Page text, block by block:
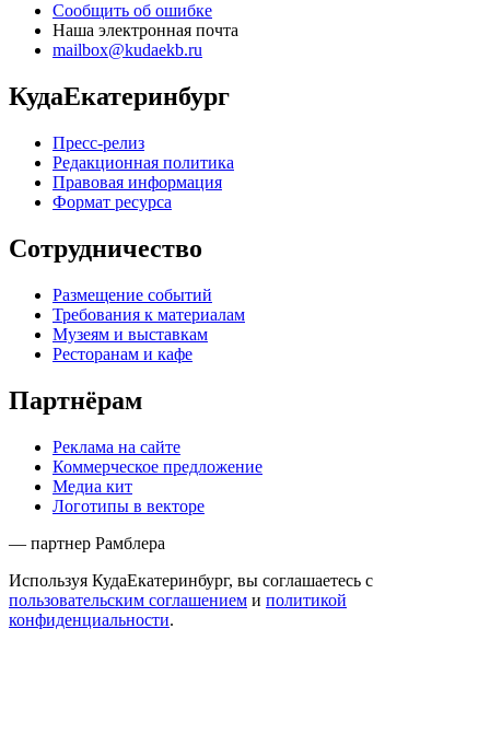
Сообщить об ошибке
Наша электронная почта
mailbox@kudaekb.ru
КудаЕкатеринбург
Пресс-релиз
Редакционная политика
Правовая информация
Формат ресурса
Сотрудничество
Размещение событий
Требования к материалам
Музеям и выставкам
Ресторанам и кафе
Партнёрам
Реклама на сайте
Коммерческое предложение
Медиа кит
Логотипы в векторе
— партнер Рамблера
Используя КудаЕкатеринбург, вы соглашаетесь с
пользовательским соглашением и политикой
конфиденциальности.